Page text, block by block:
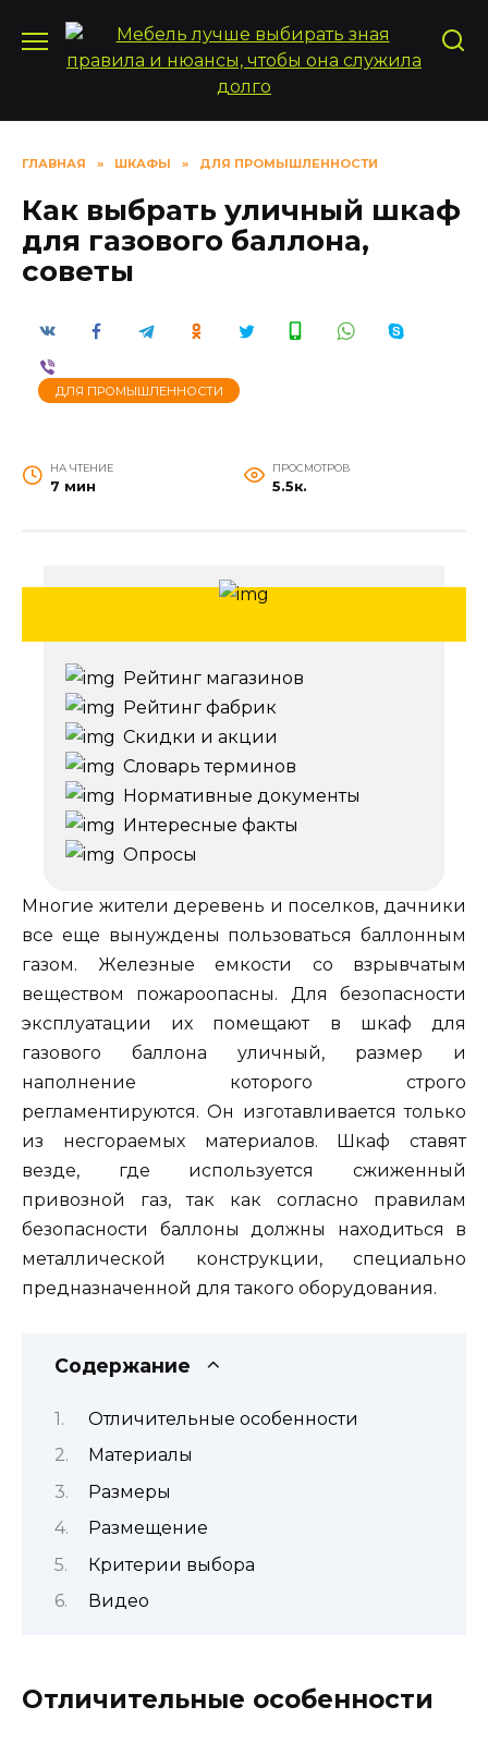
содержанию
ГЛАВНАЯ » ШКАФЫ » ДЛЯ ПРОМЫШЛЕННОСТИ
Как выбрать уличный шкаф
для газового баллона,
советы
ДЛЯ ПРОМЫШЛЕННОСТИ
НА ЧТЕНИЕ
7 мин
ПРОСМОТРОВ
5.5к.
Рейтинг магазинов
Рейтинг фабрик
Скидки и акции
Словарь терминов
Нормативные документы
Интересные факты
Опросы
Многие жители деревень и поселков, дачники
все еще вынуждены пользоваться баллонным
газом. Железные емкости со взрывчатым
веществом пожароопасны. Для безопасности
эксплуатации их помещают в шкаф для
газового баллона уличный, размер и
наполнение которого строго
регламентируются. Он изготавливается только
из несгораемых материалов. Шкаф ставят
везде, где используется сжиженный
привозной газ, так как согласно правилам
безопасности баллоны должны находиться в
металлической конструкции, специально
предназначенной для такого оборудования.
Содержание
Отличительные особенности
Материалы
Размеры
Размещение
Критерии выбора
Видео
Отличительные особенности